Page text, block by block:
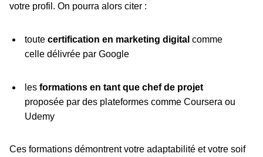
votre profil. On pourra alors citer :
toute certification en marketing digital comme
celle délivrée par Google
les formations en tant que chef de projet
proposée par des plateformes comme Coursera ou
Udemy
Ces formations démontrent votre adaptabilité et votre soif